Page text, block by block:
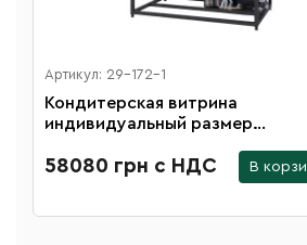
Артикул: 29-172-1
Кондитерская витрина
индивидуальный размер
58080 грн с НДС В